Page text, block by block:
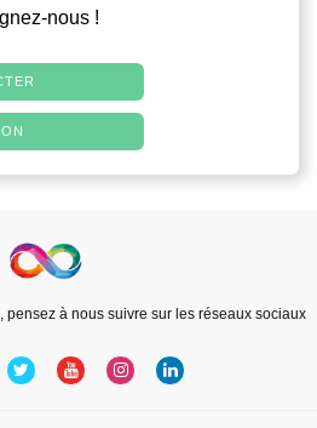
nous !
pensez à nous suivre sur les réseaux sociaux